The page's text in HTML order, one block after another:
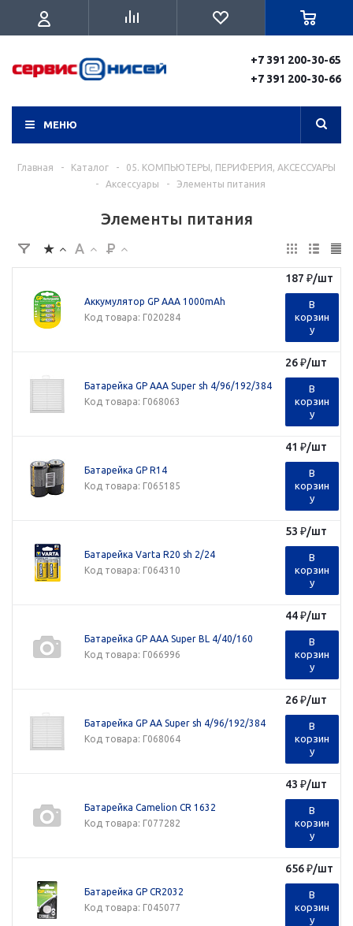
+7 391 200-30-65
+7 391 200-30-66
МЕНЮ
Главная - Каталог -
05. КОМПЬЮТЕРЫ, ПЕРИФЕРИЯ, АКСЕССУАРЫ
-
Аксессуары - Элементы питания
Элементы питания
Аккумулятор GP AAA 1000mAh
Код товара: Г020284
187 ₽/шт
В
корзин
у
Батарейка GP AAA Super sh 4/96/192/384
Код товара: Г068063
26₽/шт
В
корзин
у
Батарейка GP R14
Код товара: Г065185
41 ₽/шт
В
корзин
у
Батарейка Varta R20 sh 2/24
Код товара: Г064310
53 ₽/шт
В
корзин
у
Батарейка GP AAA Super BL 4/40/160
Код товара: Г066996
44₽/шт
В
корзин
у
Батарейка GP AA Super sh 4/96/192/384
Код товара: Г068064
26₽/шт
В
корзин
у
Батарейка Camelion CR 1632
Код товара: Г077282
43 ₽/шт
В
корзин
у
Батарейка GP CR2032
Код товара: Г045077
656₽/шт
В
корзин
у